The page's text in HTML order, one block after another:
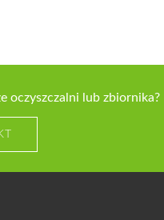
oczyszczalni lub zbiornika?